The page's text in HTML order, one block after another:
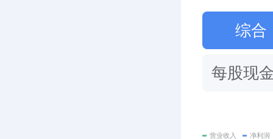
综合
每股现